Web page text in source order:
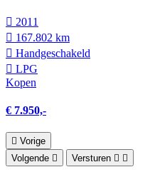
2011
167.802 km
Hand­geschakeld
LPG
Kopen
€ 7.950,-
Vorige
Volgende
Versturen